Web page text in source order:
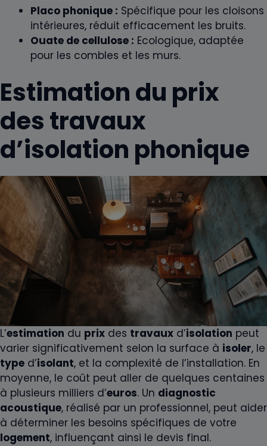
Placo phonique : Spécifique pour les cloisons
intérieures, réduit efficacement les bruits.
Ouate de cellulose : Ecologique, adaptée
pour les combles et les murs.
Estimation du prix
des travaux
d’isolation phonique
L’estimation du prix des travaux d’isolation peut
varier significativement selon la surface à isoler, le
type d’isolant, et la complexité de l’installation. En
moyenne, le coût peut aller de quelques centaines
à plusieurs milliers d’euros. Un diagnostic
acoustique, réalisé par un professionnel, peut aider
à déterminer les besoins spécifiques de votre
logement, influençant ainsi le devis final.